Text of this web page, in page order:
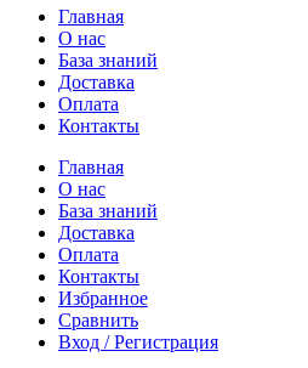
Главная
О нас
База знаний
Доставка
Оплата
Контакты
Главная
О нас
База знаний
Доставка
Оплата
Контакты
Избранное
Сравнить
Вход / Регистрация